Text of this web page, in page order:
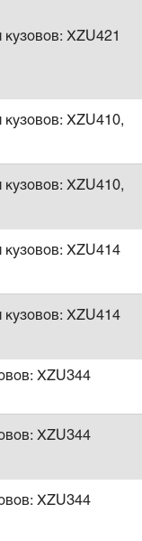
XZU421
XZU410,
XZU410,
XZU414
XZU414
XZU344
XZU344
XZU344